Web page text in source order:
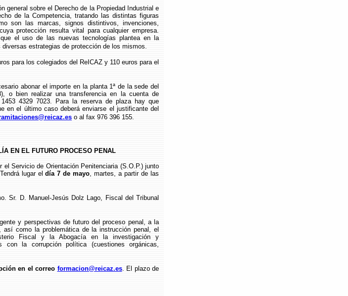
sobre el Derecho de la Propiedad Industrial e
de la Competencia, tratando las distintas figuras
son las marcas, signos distintivos, invenciones,
protección resulta vital para cualquier empresa.
el uso de las nuevas tecnologías plantea en la
estrategias de protección de los mismos.
los colegiados del ReICAZ y 110 euros para el
abonar el importe en la planta 1ª de la sede del
o bien realizar una transferencia en la cuenta de
1453 4329 7023. Para la reserva de plaza hay que
en el último caso deberá enviarse el justificante del
o al fax 976 396 155.
EN EL FUTURO PROCESO PENAL
de Orientación Penitenciaria (S.O.P.) junto
lugar eldía 7 de mayo, martes, a partir de las
D. Manuel-Jesús Dolz Lago, Fiscal del Tribunal
y perspectivas de futuro del proceso penal, a la
como la problemática de la instrucción penal, el
Fiscal y la Abogacía en la investigación y
con la corrupción política (cuestiones orgánicas,
en el correo formacion@reicaz.es. El plazo de